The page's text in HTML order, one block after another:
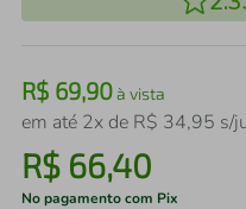
R$ 69,90à vista
em até 2x de R$ 34,95 s/
R$ 66,40
No pagamento com Pix